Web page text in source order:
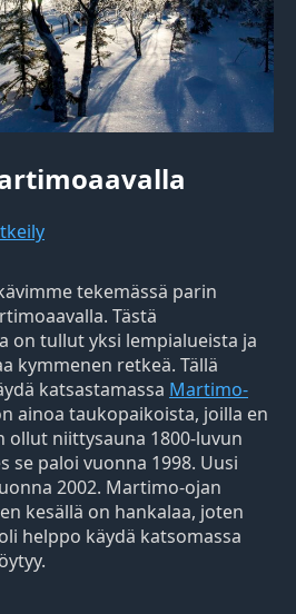
tekemässä parin
Tästä
on tullut yksi lempialueista ja
kymmenen retkeä. Tällä
katsastamassa Martimo-
ainoa taukopaikoista, joilla en
ollut niittysauna 1800-luvun
se paloi vuonna 1998. Uusi
2002. Martimo-ojan
kesällä on hankalaa, joten
helppo käydä katsomassa